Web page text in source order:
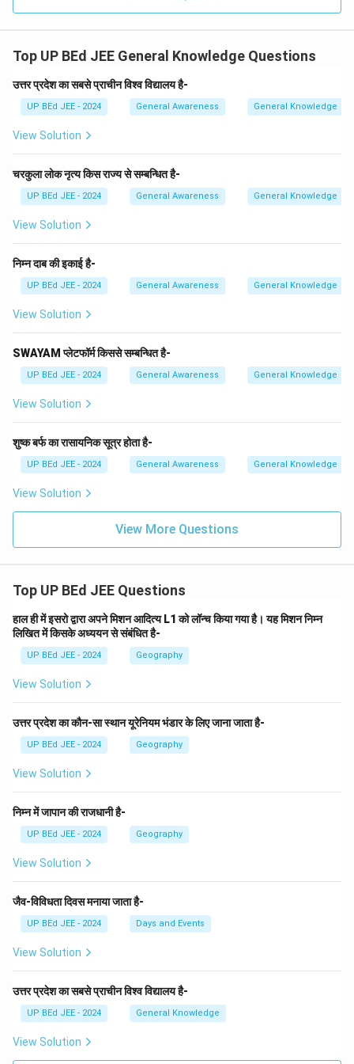
Top UP BEd JEE General Knowledge Questions
उत्तर प्रदेश का सबसे प्राचीन विश्व विद्यालय है-
UP BEd JEE - 2024 General Awareness General Knowledge
View Solution
चरकुला लोक नृत्य किस राज्य से सम्बन्धित है-
UP BEd JEE - 2024 General Awareness General Knowledge
View Solution
निम्न दाब की इकाई है-
UP BEd JEE - 2024 General Awareness General Knowledge
View Solution
SWAYAM प्लेटफॉर्म किससे सम्बन्धित है-
UP BEd JEE - 2024 General Awareness General Knowledge
View Solution
शुष्क बर्फ का रासायनिक सूत्र होता है-
UP BEd JEE - 2024 General Awareness General Knowledge
View Solution
View More Questions
Top UP BEd JEE Questions
हाल ही में इसरो द्वारा अपने मिशन आदित्य L1 को लॉन्च किया गया है। यह मिशन निम्न
लिखित में किसके अध्ययन से संबंधित है-
UP BEd JEE - 2024 Geography
View Solution
उत्तर प्रदेश का कौन-सा स्थान यूरेनियम भंडार के लिए जाना जाता है-
UP BEd JEE - 2024 Geography
View Solution
निम्न में जापान की राजधानी है-
UP BEd JEE - 2024 Geography
View Solution
जैव-विविधता दिवस मनाया जाता है-
UP BEd JEE - 2024 Days and Events
View Solution
उत्तर प्रदेश का सबसे प्राचीन विश्व विद्यालय है-
UP BEd JEE - 2024 General Knowledge
View Solution